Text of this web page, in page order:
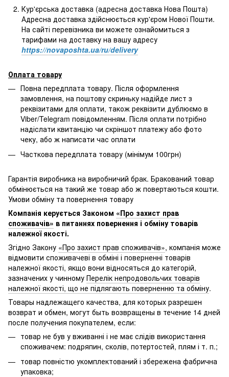
Кур'єрська доставка (адресна доставка Нова Пошта)
Адресна доставка здійснюється кур'єром Нової Пошти.
На сайті перевізника ви можете ознайомиться з
тарифами на доставку на вашу адресу
https://novaposhta.ua/ru/delivery
Оплата товару
Повна передплата товару. Після оформлення
замовлення, на поштову скриньку надійде лист з
реквізитами для оплати, також реквізити дублюємо в
Viber/Telegram повідомленням. Після оплати потрібно
надіслати квитанцію чи скріншот платежу або фото
чеку, або ж написати час оплати
Часткова передплата товару (мінімум 100грн)
Гарантія виробника на виробничий брак. Бракований товар
обмінюється на такий же товар або ж повертаються кошти.
Умови обміну та повернення товару
Компанія керується Законом «Про захист прав
споживачів» в питаннях повернення і обміну товарів
належної якості.
Згідно Закону «Про захист прав споживачів», компанія може
відмовити споживачеві в обміні і поверненні товарів
належної якості, якщо вони відносяться до категорій,
зазначених у чинному Перелік непродовольчих товарів
належної якості, що не підлягають поверненню та обміну.
Товары надлежащего качества, для которых разрешен
возврат и обмен, могут быть возвращены в течение 14 дней
после получения покупателем, если:
товар не був у вживанні і не має слідів використання
споживачем: подряпин, сколів, потертостей, плям і т. п.;
товар повністю укомплектований і збережена фабрична
упаковка;